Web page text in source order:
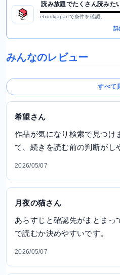
読み放題でたくさん読みた
ebookjapanで条件を確認。
詳
みんなのレビュー
すべて
希望さん
作品が気になり検索で見つけ
て、続きを読む前の判断がし
2026/05/07
月夜の猫さん
あらすじと確認先がまとまっ
で読むか決めやすいです。
2026/05/07